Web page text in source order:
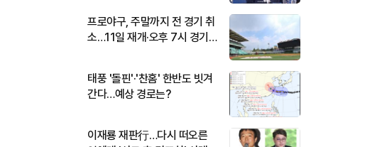
프로야구, 주말까지 전 경기 취
소…11일 재개·오후 7시 경기
태풍 '돌핀'·'찬홈' 한반도 빗겨
간다…예상 경로는?
이재룡 재판行…다시 떠오른